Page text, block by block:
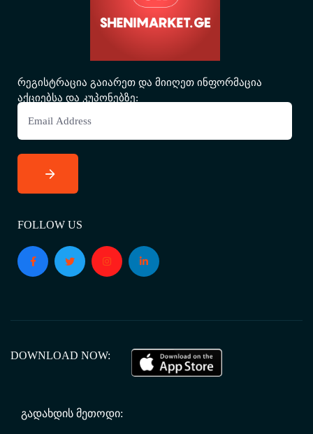
რეგისტრაცია გაიარეთ და მიიღეთ ინფორმაცია
აქციებსა და კუპონებზე:
FOLLOW US
DOWNLOAD NOW:
ᲒᲐᲓᲐᲮᲓᲘᲡ ᲛᲔᲗᲝᲓᲘ: